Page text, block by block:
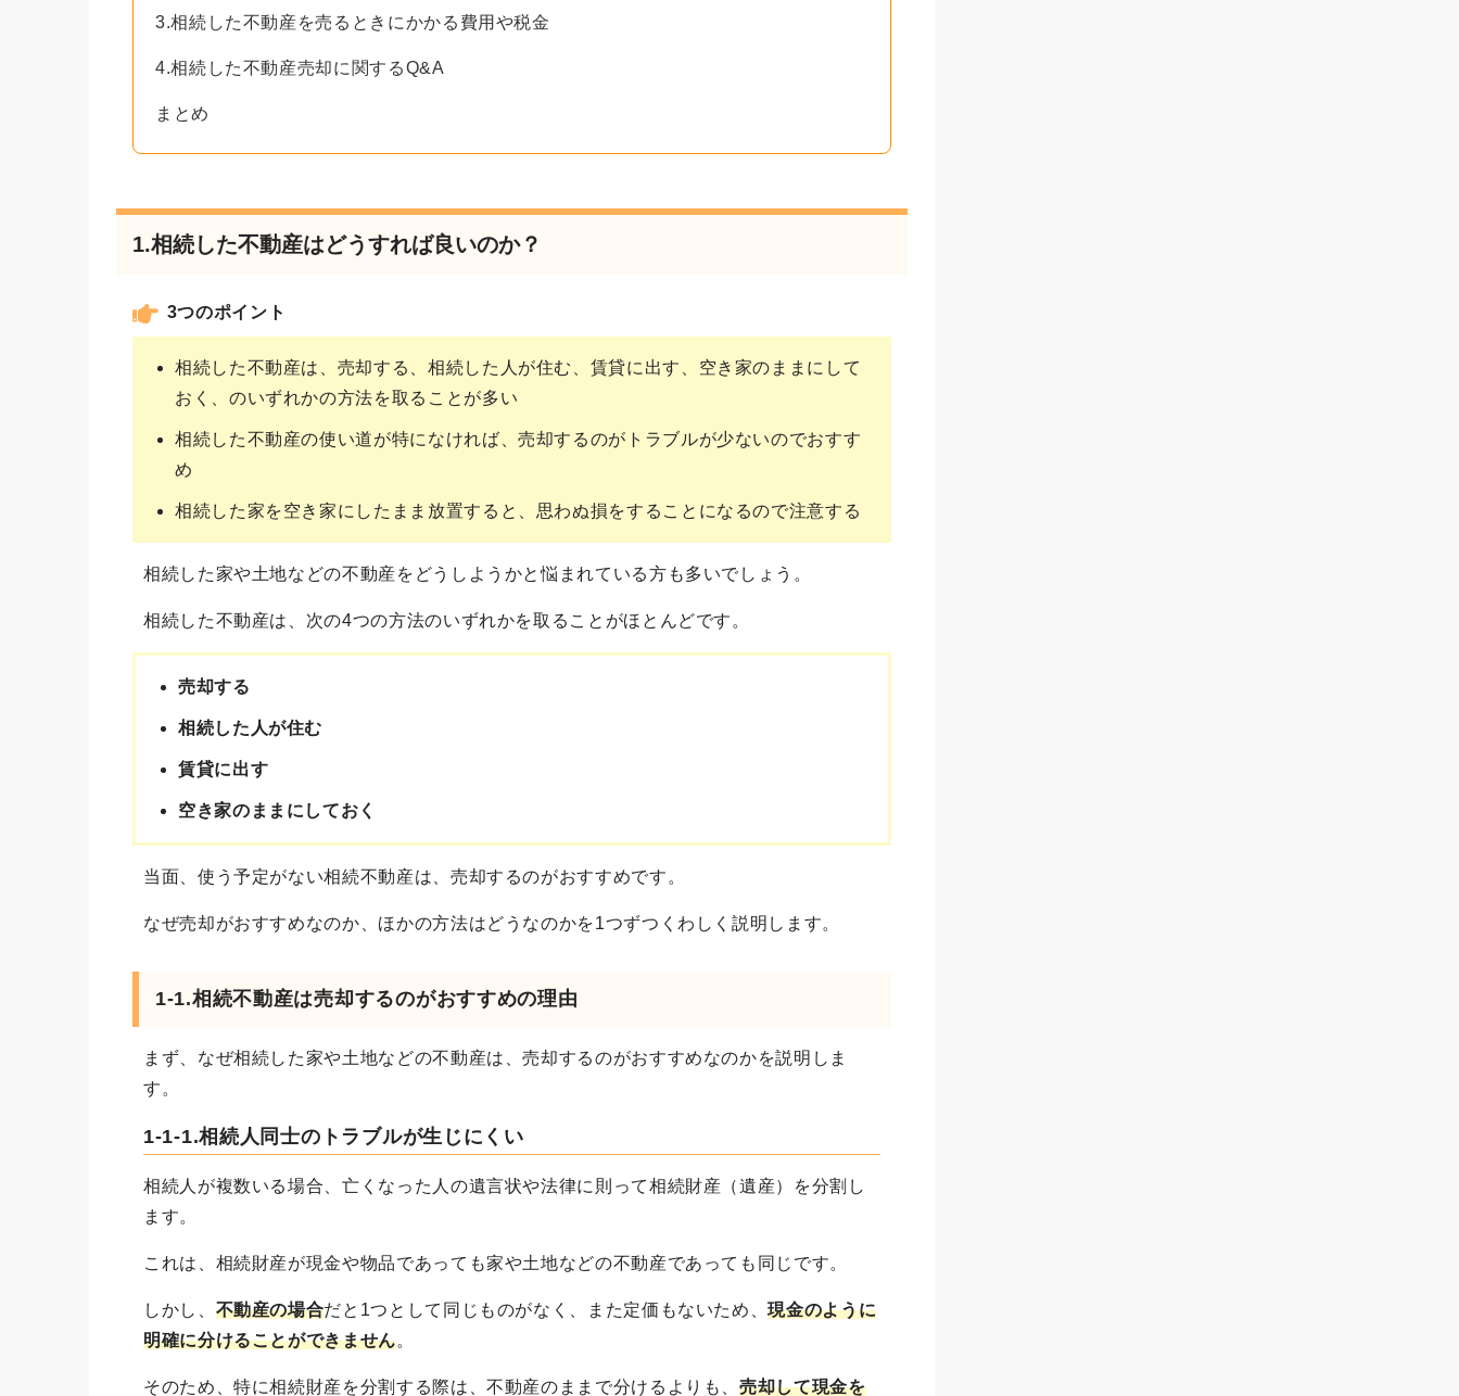
3.相続した不動産を売るときにかかる費用や税金
4.相続した不動産売却に関するQ&A
まとめ
1.相続した不動産はどうすれば良いのか？
3つのポイント
相続した不動産は、売却する、相続した人が住む、賃貸に出す、空き家のままにして
おく、のいずれかの方法を取ることが多い
相続した不動産の使い道が特になければ、売却するのがトラブルが少ないのでおすす
め
相続した家を空き家にしたまま放置すると、思わぬ損をすることになるので注意する
相続した家や土地などの不動産をどうしようかと悩まれている方も多いでしょう。
相続した不動産は、次の4つの方法のいずれかを取ることがほとんどです。
売却する
相続した人が住む
賃貸に出す
空き家のままにしておく
当面、使う予定がない相続不動産は、売却するのがおすすめです。
なぜ売却がおすすめなのか、ほかの方法はどうなのかを1つずつくわしく説明します。
1-1.相続不動産は売却するのがおすすめの理由
まず、なぜ相続した家や土地などの不動産は、売却するのがおすすめなのかを説明しま
す。
1-1-1.相続人同士のトラブルが生じにくい
相続人が複数いる場合、亡くなった人の遺言状や法律に則って相続財産（遺産）を分割し
ます。
これは、相続財産が現金や物品であっても家や土地などの不動産であっても同じです。
しかし、 不動産の場合だと1つとして同じものがなく、また定価もないため、現金のように
明確に分けることができません。
そのため、特に相続財産を分割する際は、不動産のままで分けるよりも、売却して現金を